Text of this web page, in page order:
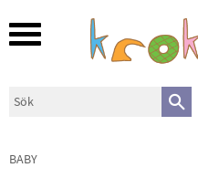
Meny
BABY